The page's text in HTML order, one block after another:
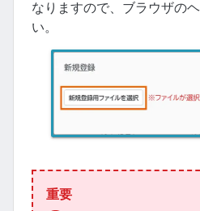
なりますので、ブラウザの
い。
重要